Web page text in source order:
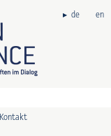
de en
Kontakt